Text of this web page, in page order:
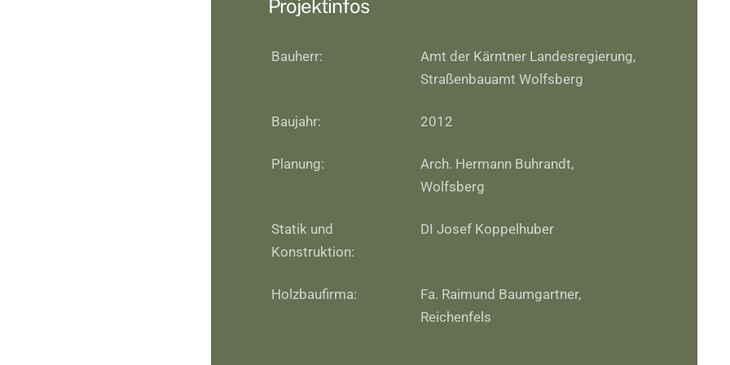
Projektinfos
Bauherr:
Amt der Kärntner Landesregierung,
Straßenbauamt Wolfsberg
Baujahr: 2012
Planung:
Arch. Hermann Buhrandt,
Wolfsberg
Statik und
Konstruktion:
DI Josef Koppelhuber
Holzbaufirma:
Fa. Raimund Baumgartner,
Reichenfels